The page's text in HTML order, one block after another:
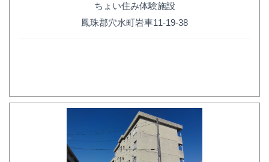
ちょい住み体験施設
鳳珠郡穴水町岩車11-19-38